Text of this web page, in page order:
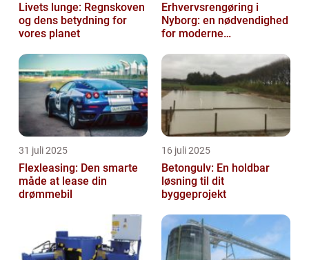
Livets lunge: Regnskoven
og dens betydning for
vores planet
Erhvervsrengøring i
Nyborg: en nødvendighed
for moderne
31 juli 2025
Flexleasing: Den smarte
måde at lease din
drømmebil
16 juli 2025
Betongulv: En holdbar
løsning til dit
byggeprojekt